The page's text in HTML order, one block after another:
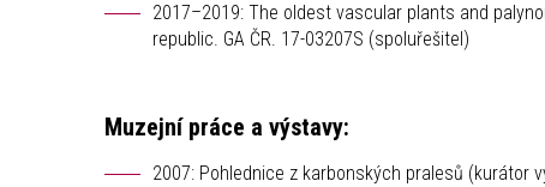
2017–2019: The oldest vascular plants and
republic. GA ČR. 17-03207S (spoluřešitel)
Muzejní práce a výstavy:
2007: Pohlednice z karbonských pralesů (kurátor